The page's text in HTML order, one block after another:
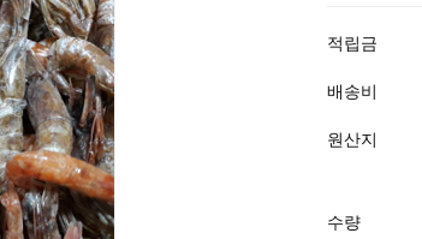
적립금
배송비
원산지
수량